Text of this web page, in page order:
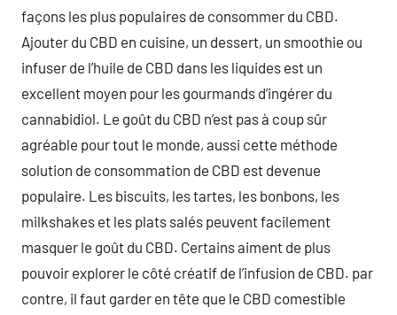
façons les plus populaires de consommer du CBD.
Ajouter du CBD en cuisine, un dessert, un smoothie ou
infuser de l’huile de CBD dans les liquides est un
excellent moyen pour les gourmands d’ingérer du
cannabidiol. Le goût du CBD n’est pas à coup sûr
agréable pour tout le monde, aussi cette méthode
solution de consommation de CBD est devenue
populaire. Les biscuits, les tartes, les bonbons, les
milkshakes et les plats salés peuvent facilement
masquer le goût du CBD. Certains aiment de plus
pouvoir explorer le côté créatif de l’infusion de CBD. par
contre, il faut garder en tête que le CBD comestible